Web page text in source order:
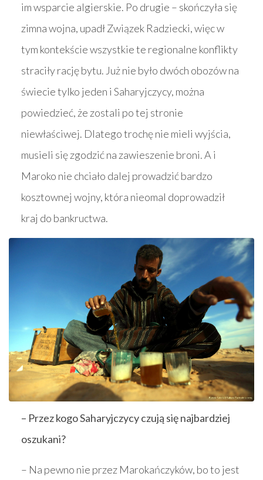
im wsparcie algierskie. Po drugie – skończyła się
zimna wojna, upadł Związek Radziecki, więc w
tym kontekście wszystkie te regionalne konflikty
straciły rację bytu. Już nie było dwóch obozów na
świecie tylko jeden i Saharyjczycy, można
powiedzieć, że zostali po tej stronie
niewłaściwej. Dlatego trochę nie mieli wyjścia,
musieli się zgodzić na zawieszenie broni. A i
Maroko nie chciało dalej prowadzić bardzo
kosztownej wojny, która nieomal doprowadził
kraj do bankructwa.
– Przez kogo Saharyjczycy czują się najbardziej
oszukani?
– Na pewno nie przez Marokańczyków, bo to jest